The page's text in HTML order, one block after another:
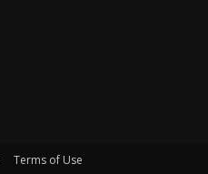
Terms of Use